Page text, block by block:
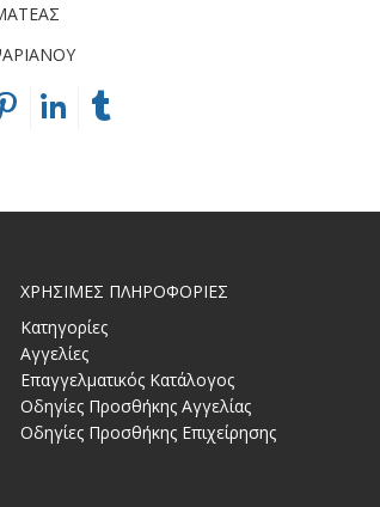
ΧΡΗΣΙΜΕΣ ΠΛΗΡΟΦΟΡΙΕΣ
Κατηγορίες
Αγγελίες
Επαγγελματικός Κατάλογος
Οδηγίες Προσθήκης Αγγελίας
Οδηγίες Προσθήκης Επιχείρησης